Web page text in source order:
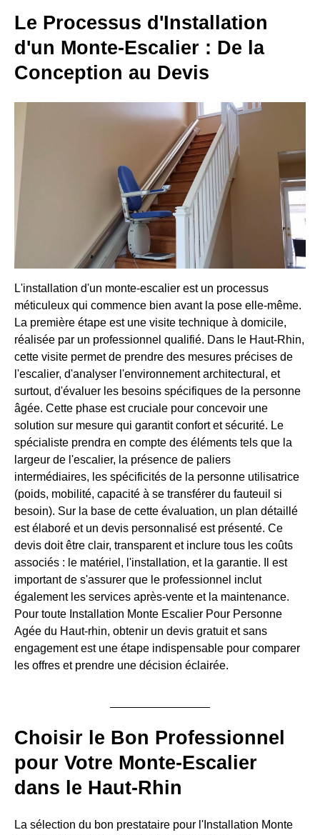
Le Processus d'Installation
d'un Monte-Escalier : De la
Conception au Devis
L'installation d'un monte-escalier est un processus
méticuleux qui commence bien avant la pose elle-même.
La première étape est une visite technique à domicile,
réalisée par un professionnel qualifié. Dans le Haut-Rhin,
cette visite permet de prendre des mesures précises de
l'escalier, d'analyser l'environnement architectural, et
surtout, d'évaluer les besoins spécifiques de la personne
âgée. Cette phase est cruciale pour concevoir une
solution sur mesure qui garantit confort et sécurité. Le
spécialiste prendra en compte des éléments tels que la
largeur de l'escalier, la présence de paliers
intermédiaires, les spécificités de la personne utilisatrice
(poids, mobilité, capacité à se transférer du fauteuil si
besoin). Sur la base de cette évaluation, un plan détaillé
est élaboré et un devis personnalisé est présenté. Ce
devis doit être clair, transparent et inclure tous les coûts
associés : le matériel, l'installation, et la garantie. Il est
important de s'assurer que le professionnel inclut
également les services après-vente et la maintenance.
Pour toute Installation Monte Escalier Pour Personne
Agée du Haut-rhin, obtenir un devis gratuit et sans
engagement est une étape indispensable pour comparer
les offres et prendre une décision éclairée.
Choisir le Bon Professionnel
pour Votre Monte-Escalier
dans le Haut-Rhin
La sélection du bon prestataire pour l'Installation Monte